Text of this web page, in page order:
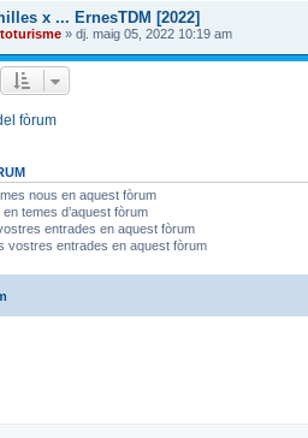
x ... ErnesTDM [2022]
» dj. maig 05, 2022 10:19 am
fòrum
nous en aquest fòrum
temes d’aquest fòrum
entrades en aquest fòrum
vostres entrades en aquest fòrum